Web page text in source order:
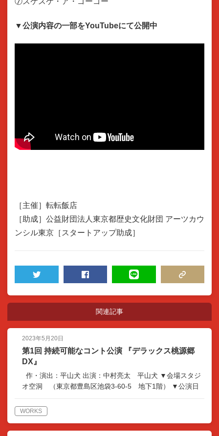
▼公演内容の一部をYouTubeにて公開中
［主催］転転飯店
［助成］公益財団法人東京都歴史文化財団 アーツカウ
ンシル東京［スタートアップ助成］
関連記事
2023年5月20日
第1回 持続可能なコント公演 『デラックス桃源郷
DX』
作・演出：平山犬 出演：中村亮太 平山犬 ▼会場スタジ
オ空洞 （東京都豊島区池袋3-60-5 地下1階） ▼公演日
3000円 ▼スタッフ作・演…
WORKS